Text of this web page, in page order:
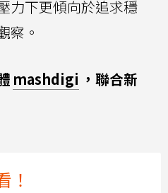
力下更傾向於追求穩
察。
mashdigi ，聯合新
！